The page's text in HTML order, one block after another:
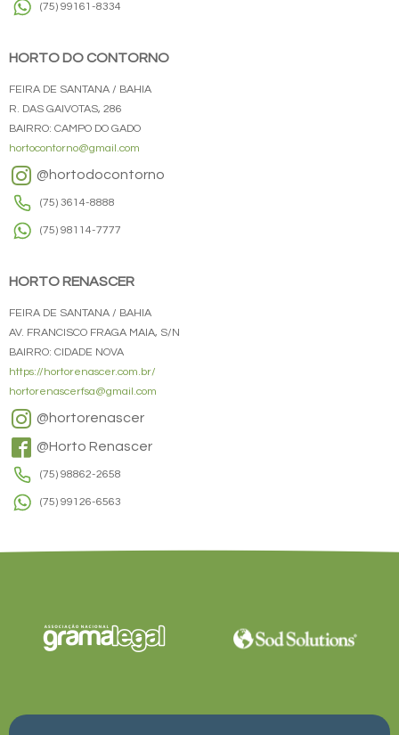
(75) 99161-8334
HORTO DO CONTORNO
FEIRA DE SANTANA / BAHIA
R. DAS GAIVOTAS, 286
BAIRRO: CAMPO DO GADO
hortocontorno@gmail.com
@hortodocontorno
(75) 3614-8888
(75) 98114-7777
HORTO RENASCER
FEIRA DE SANTANA / BAHIA
AV. FRANCISCO FRAGA MAIA, S/N
BAIRRO: CIDADE NOVA
https://hortorenascer.com.br/
hortorenascerfsa@gmail.com
@hortorenascer
@Horto Renascer
(75) 98862-2658
(75) 99126-6563